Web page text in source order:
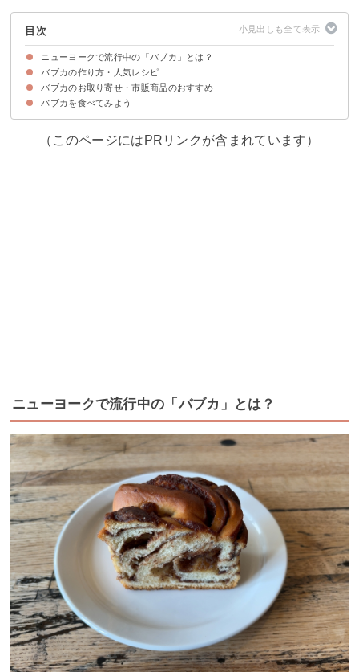
目次
ニューヨークで流行中の「バブカ」とは？
バブカとは東ヨーロッパ発祥のパン
バブカの味わい・食感
バブカのカロリー
バブカの作り方・人気レシピ
①チョコレートバブカ
②抹茶バブカ
③桜のバブカ
④プレーンバブカ
⑤芋あんとリンゴのバブカ
バブカのお取り寄せ・市販商品のおすすめ
①チョコレートクロワッサン食パン バブカ（2,268円）
②ファットウィッチ バブカ（1,296円）
③バブカ！！ （チョコレート）（149円）
バブカを食べてみよう
（このページにはPRリンクが含まれています）
ニューヨークで流行中の「バブカ」とは？